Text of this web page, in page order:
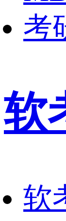
考
软
软